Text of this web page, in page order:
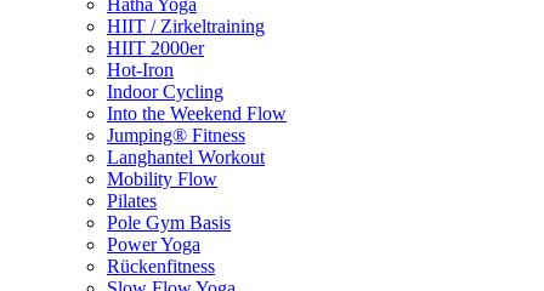
Hatha Yoga
HIIT / Zirkeltraining
HIIT 2000er
Hot-Iron
Indoor Cycling
Into the Weekend Flow
Jumping® Fitness
Langhantel Workout
Mobility Flow
Pilates
Pole Gym Basis
Power Yoga
Rückenfitness